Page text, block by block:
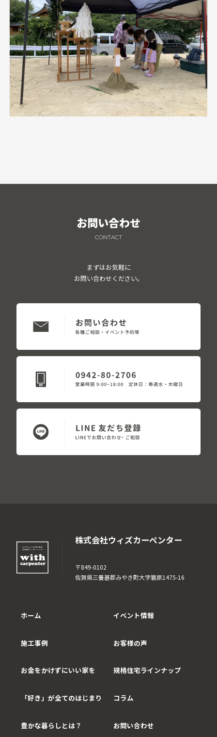
お問い合わせ
CONTACT
まずはお気軽に
お問い合わせください。
株式会社ウィズカーペンター
〒849-0102
佐賀県三養基郡みやき町大字簑原1475-16
ホーム
施工事例
お金をかけずにいい家を
「好き」が全てのはじまり
豊かな暮らしとは？
イベント情報
お客様の声
規格住宅ラインナップ
コラム
お問い合わせ